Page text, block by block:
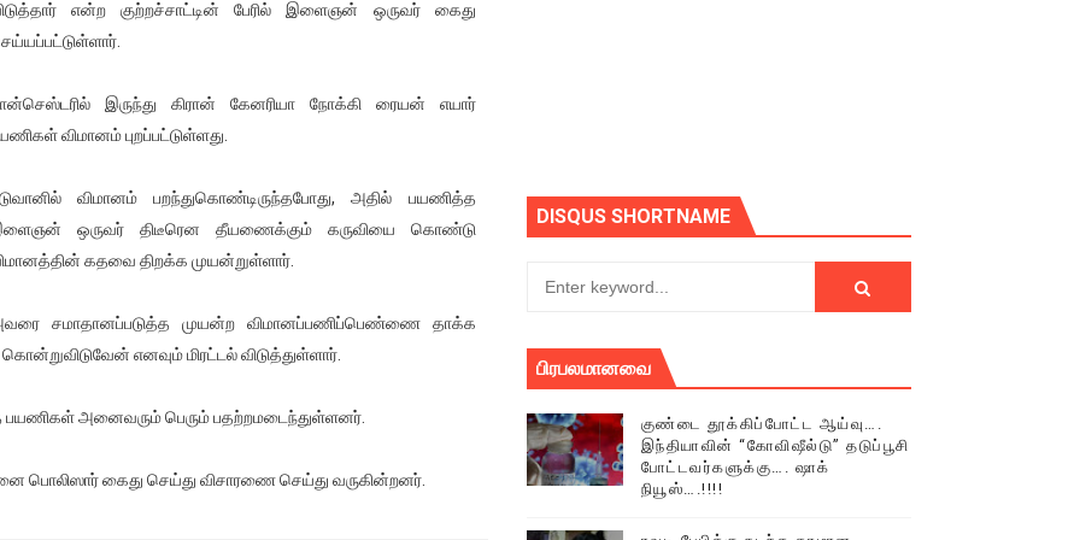
கண்டனப் போராட்டத்திற்கு கலந்துகொள்ளுமாறு அன்புரிமையோடு அழைக்கின்றோம்.
மாணவர்கள் தொடர்பில் நாடாளுமன்றத்தில் பகிரங்க கேள்வி
இலங்கைத் தமிழ் குடும்பம்!! நடந்தது என்ன
இலங்கை பாடலாசிரியர் வெளியிட்ட...
- கொதித்தெழுந்த பிரதேசவாசிகள்!
இடங்கள்...
செய்த முதியவருக்கு வழங்கப்பட்ட தண்டனை
என்ற குற்றச்சாட்டின் பேரில் இளைஞன் ஒருவர் கைது
இருந்து கிரான் கேனரியா நோக்கி ரையன் எயார்
விமானம் புறப்பட்டுள்ளது.
விமானம் பறந்துகொண்டிருந்தபோது, அதில் பயணித்த
ஒருவர் திடீரென தீயணைக்கும் கருவியை கொண்டு
கதவை திறக்க முயன்றுள்ளார்.
சமாதானப்படுத்த முயன்ற விமானப்பணிப்பெண்ணை தாக்க
எனவும் மிரட்டல் விடுத்துள்ளார்.
பயணிகள் அனைவரும் பெரும் பதற்றமடைந்துள்ளனர்.
பொலிஸார் கைது செய்து விசாரணை செய்து வருகின்றனர்.
DISQUS SHORTNAME
பிரபலமானவை
குண்டை தூக்கிப்போட்ட ஆய்வு….
இந்தியாவின் “கோவிஷீல்டு” தடுப்பூசி
போட்டவர்களுக்கு…. ஷாக்
நியூஸ்….!!!!